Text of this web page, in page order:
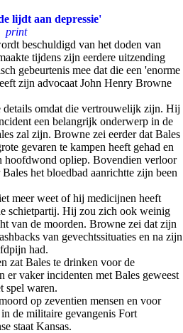
lijdt aan depressie'
print
beschuldigd van het doden van
tijdens zijn eerdere uitzending
gebeurtenis mee dat die een 'enorme
zijn advocaat John Henry Browne
omdat die vertrouwelijk zijn. Hij
een belangrijk onderwerp in de
zal zijn. Browne zei eerder dat Bales
gevaren te kampen heeft gehad en
hoofdwond opliep. Bovendien verloor
het bloedbad aanrichtte zijn been
meer weet of hij medicijnen heeft
schietpartij. Hij zou zich ook weinig
van de moorden. Browne zei dat zijn
van gevechtssituaties en na zijn
had.
zat Bales te drinken voor de
er vaker incidenten met Bales geweest
spel waren.
op zeventien mensen en voor
de militaire gevangenis Fort
staat Kansas.